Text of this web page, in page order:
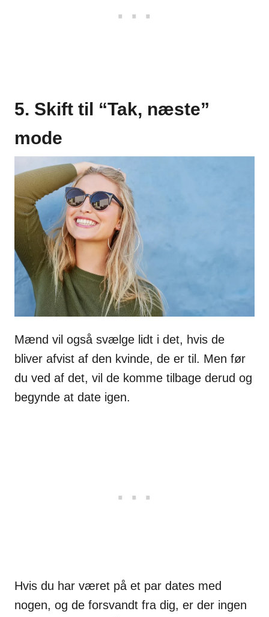
5. Skift til “Tak, næste”
mode
Mænd vil også svælge lidt i det, hvis de
bliver afvist af den kvinde, de er til. Men før
du ved af det, vil de komme tilbage derud og
begynde at date igen.
Hvis du har været på et par dates med
nogen, og de forsvandt fra dig, er der ingen